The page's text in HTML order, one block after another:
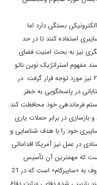
الکترونيکىبستگى دارد اما
استفادهکنند تادر حد
نیز به بحث امنیت فضای
مفهوم استراتژیک نوین ناتو
اشاره کرد که در اجلاس سران ناتو در نوامبر ٢٠١٠ نیز مورد توجه قرار گرفت. در
در پاسخگویی به خطر
فرماندهی خود محافظت کند.
در برابر حملات یاری
خود را با هدف شناسایی و
در عمل نیز آمریکا اقداماتی
است که مهمترین آن تأسیس
فرماندهی جدیدی به نام فرماندهى سايبرى معروف به «سايبرکام» است که در 21